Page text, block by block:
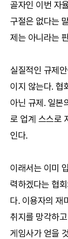
골자인 이번 자
구절은 없다는
제는 아니라는
실질적인 규제
이지 않는다. 협
아닌 규제. 일본
로 업계 스스로
인다.
이래서는 이미
력하겠다는 협
다. 이용자의 재
취지를 망각하
게임사가 얻을